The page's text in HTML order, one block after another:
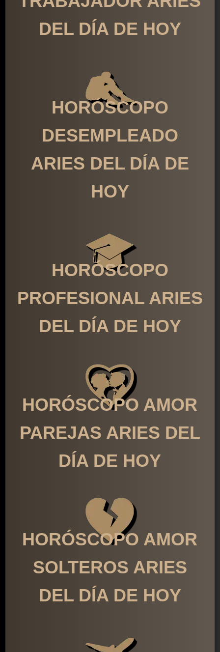
DEL DÍA DE HOY
HORÓSCOPO
DESEMPLEADO
ARIES DEL DÍA DE
HOY
HORÓSCOPO
PROFESIONAL ARIES
DEL DÍA DE HOY
HORÓSCOPO AMOR
PAREJAS ARIES DEL
DÍA DE HOY
HORÓSCOPO AMOR
SOLTEROS ARIES
DEL DÍA DE HOY